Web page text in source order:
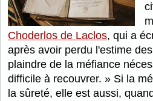
Choderlos de Laclos, qui a
après avoir perdu l'estime
plaindre de la méfiance
difficile à recouvrer.
Si la
la sûreté, elle est aussi,